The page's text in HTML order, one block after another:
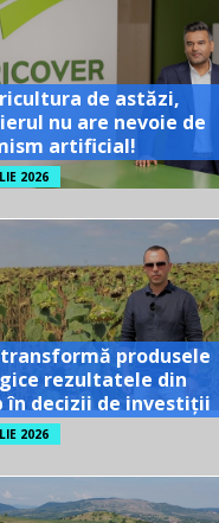
de astăzi,
nu are nevoie de
artificial!
2026
produsele
rezultatele din
în decizii de investiții
2026